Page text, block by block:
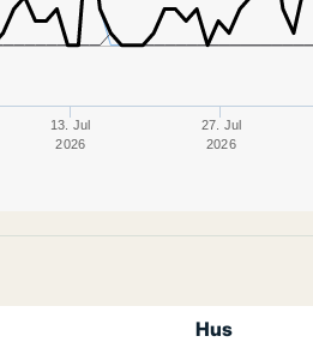
13. Jul
2026
27. Jul
2026
Hus